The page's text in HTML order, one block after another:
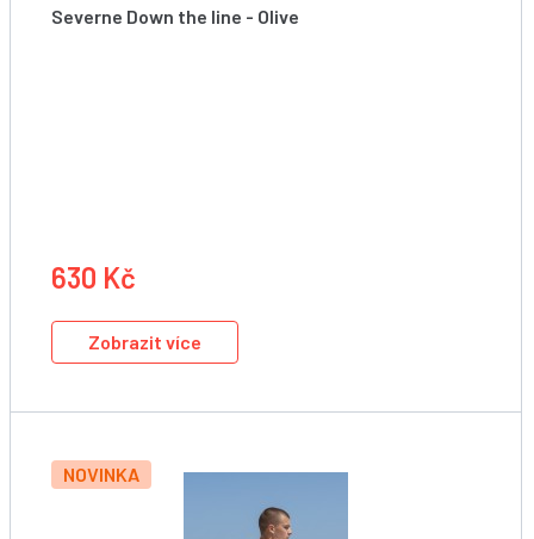
Severne Down the line - Olive
630 Kč
Zobrazit více
NOVINKA